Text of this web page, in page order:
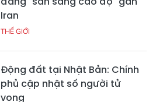
Iran
THẾ GIỚI
Động đất tại Nhật Bản: Chính
phủ cập nhật số người tử
vong